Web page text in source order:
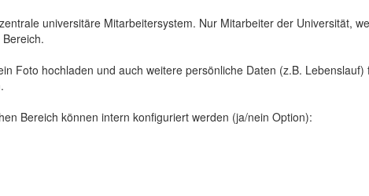
universitäre Mitarbeitersystem. Nur Mitarbeiter der Universität,
Foto hochladen und auch weitere persönliche Daten (z.B.
Bereich können intern konfiguriert werden (ja/nein Option):